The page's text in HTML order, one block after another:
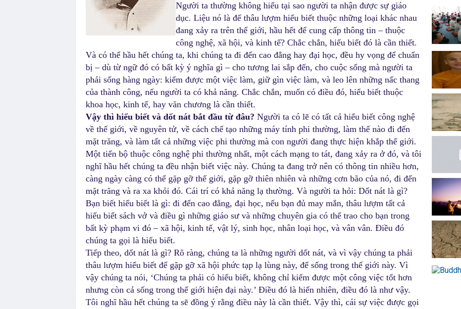
Người ta thường không hiểu tại sao người ta nhận được sự giáo
dục. Liệu nó là để thâu lượm hiểu biết thuộc những loại khác nhau
đang xảy ra trên thế giới, hầu hết để cung cấp thông tin – thuộc
công nghệ, xã hội, và kinh tế? Chắc chắn, hiểu biết đó là cần thiết.
Và có thể hầu hết chúng ta, khi chúng ta đi đến cao đẳng hay đại học, đều hy vọng để chuẩn
bị – dù từ ngữ đó có bất kỳ ý nghĩa gì – cho tương lai sắp đến, cho cuộc sống mà người ta
phải sống hàng ngày: kiếm được một việc làm, giữ gìn việc làm, và leo lên những nấc thang
của thành công, nếu người ta có khả năng. Chắc chắn, muốn có điều đó, hiểu biết thuộc
khoa học, kinh tế, hay văn chương là cần thiết.
Vậy thì hiểu biết và dốt nát bắt đầu từ đâu? Người ta có lẽ có tất cả hiểu biết công nghệ
về thế giới, về nguyên tử, về cách chế tạo những máy tính phi thường, làm thế nào đi đến
mặt trăng, và làm tất cả những việc phi thường mà con người đang thực hiện khắp thế giới.
Một tiến bộ thuộc công nghệ phi thường nhất, một cách mạng to tát, đang xảy ra ở đó, và tôi
nghĩ hầu hết chúng ta đều nhận biết việc này. Chúng ta đang trở nên có thông tin nhiều hơn,
càng ngày càng có thể gặp gỡ thế giới, gặp gỡ thiên nhiên và những cơn bão của nó, đi đến
mặt trăng và ra xa khỏi đó. Cái trí có khả năng lạ thường. Và người ta hỏi: Dốt nát là gì?
Bạn biết hiểu biết là gì: đi đến cao đẳng, đại học, nếu bạn đủ may mắn, thâu lượm tất cả
hiểu biết sách vở và điều gì những giáo sư và những chuyên gia có thể trao cho bạn trong
bất kỳ phạm vi đó – xã hội, kinh tế, vật lý, sinh học, nhân loại học, và vân vân. Điều đó
chúng ta gọi là hiểu biết.
Tiếp theo, dốt nát là gì? Rõ ràng, chúng ta là những người dốt nát, và vì vậy chúng ta phải
thâu lượm hiểu biết để gặp gỡ xã hội phức tạp lạ lùng này, để sống trong thế giới này. Vì
vậy chúng ta nói, ‘Chúng ta phải có hiểu biết, không chỉ kiếm được một công việc tốt hơn
nhưng còn cả sống trong thế giới hiện đại này.’ Điều đó là hiển nhiên, điều đó là như vậy.
Tôi nghĩ hầu hết chúng ta sẽ đồng ý rằng điều này là cần thiết. Vậy thì, cái sự việc được gọi